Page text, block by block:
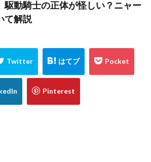
駆動騎士の正体が怪しい？ニャー
て解説